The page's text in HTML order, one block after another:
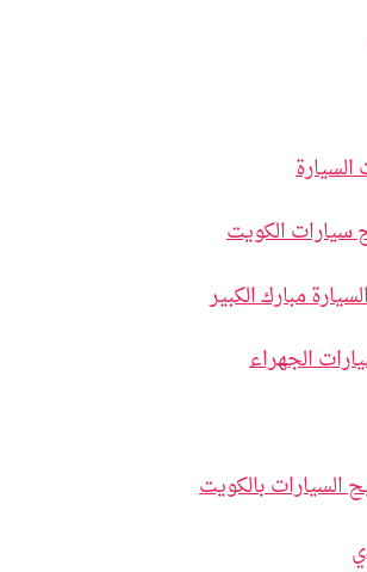
الكويت
مبارك الكبير
الجهراء
السيارات بالكويت